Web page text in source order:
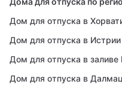
Дом для отпуска в
Дом для отпуска в Истрии
Дом для отпуска в заливе
Дом для отпуска в